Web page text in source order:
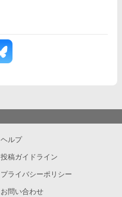
ヘルプ
投稿ガイドライン
プライバシーポリシー
お問い合わせ